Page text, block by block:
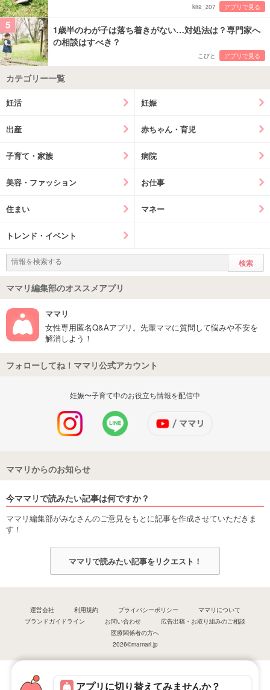
アプリに切り替えてみませんか？
kira_z07 アプリで見る
5
1歳半のわが子は落ち着きがない…対処法は？専門家へ
の相談はすべき？
こびと アプリで見る
カテゴリー一覧
妊活 妊娠
出産 赤ちゃん・育児
子育て・家族 病院
美容・ファッション お仕事
住まい マネー
トレンド・イベント
ママリ編集部のオススメアプリ
ママリ
女性専用匿名Q&Aアプリ。先輩ママに質問して悩みや不安を
解消しよう！
フォローしてね！ママリ公式アカウント
妊娠〜子育て中のお役立ち情報を配信中
ママリからのお知らせ
今ママリで読みたい記事は何ですか？
ママリ編集部がみなさんのご意見をもとに記事を作成させていただきま
す！
ママリで読みたい記事をリクエスト！
運営会社 利用規約 プライバシーポリシー
ママリについて
ブランドガイドライン
お問い合わせ
広告出稿・お取り組みのご相談
医療関係者の方へ
2026©mamari.jp